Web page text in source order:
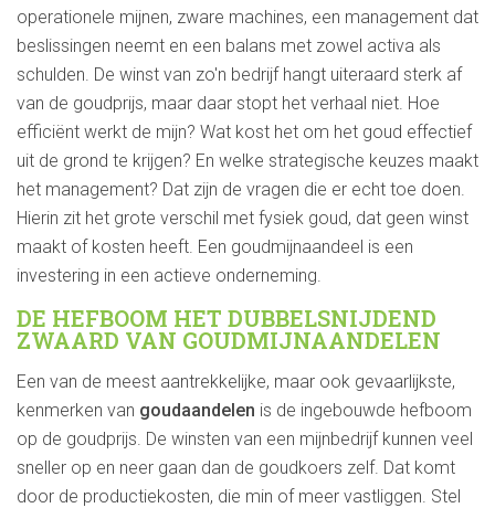
operationele mijnen, zware machines, een management dat
beslissingen neemt en een balans met zowel activa als
schulden. De winst van zo'n bedrijf hangt uiteraard sterk af
van de goudprijs, maar daar stopt het verhaal niet. Hoe
efficiënt werkt de mijn? Wat kost het om het goud effectief
uit de grond te krijgen? En welke strategische keuzes maakt
het management? Dat zijn de vragen die er echt toe doen.
Hierin zit het grote verschil met fysiek goud, dat geen winst
maakt of kosten heeft. Een goudmijnaandeel is een
investering in een actieve onderneming.
DE HEFBOOM HET DUBBELSNIJDEND
ZWAARD VAN GOUDMIJNAANDELEN
Een van de meest aantrekkelijke, maar ook gevaarlijkste,
kenmerken van goudaandelen is de ingebouwde hefboom
op de goudprijs. De winsten van een mijnbedrijf kunnen veel
sneller op en neer gaan dan de goudkoers zelf. Dat komt
door de productiekosten, die min of meer vastliggen. Stel